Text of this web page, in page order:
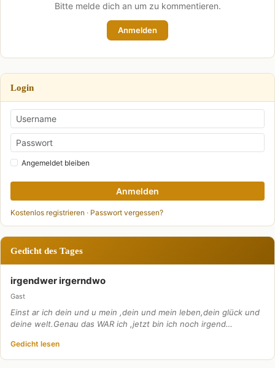
Bitte melde dich an um zu kommentieren.
Anmelden
Login
Angemeldet bleiben
Anmelden
Kostenlos registrieren · Passwort vergessen?
Gedicht des Tages
irgendwer irgerndwo
Gast
Einst ar ich dein und u mein ,dein und mein leben,dein glück und
deine welt.Genau das WAR ich ,jetzt bin ich noch irgend…
Gedicht lesen